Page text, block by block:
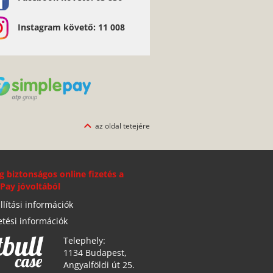
Instagram követő: 11 008
az oldal tetejére
biztonságos online fizetés a
jóvoltából
információk
információk
Telephely:
1134 Budapest,
Angyalföldi út 25.